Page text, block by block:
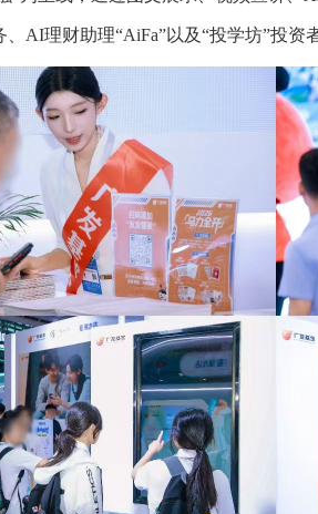
AI理财助理“AiFa”以及“投学坊”投资